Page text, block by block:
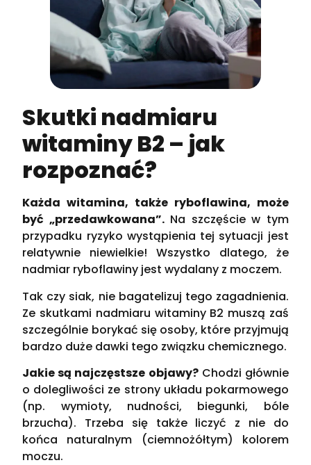
Skutki nadmiaru
witaminy B2 – jak
rozpoznać?
Każda witamina, także ryboflawina, może
być „przedawkowana”.Na szczęście w tym
przypadku ryzyko wystąpienia tej sytuacji jest
relatywnie niewielkie! Wszystko dlatego, że
nadmiar ryboflawiny jest wydalany z moczem.
Tak czy siak, nie bagatelizuj tego zagadnienia.
Ze skutkami nadmiaru witaminy B2 muszą zaś
szczególnie borykać się osoby, które przyjmują
bardzo duże dawki tego związku chemicznego.
Jakie są najczęstsze objawy?Chodzi głównie
o dolegliwości ze strony układu pokarmowego
(np. wymioty, nudności, biegunki, bóle
brzucha). Trzeba się także liczyć z nie do
końca naturalnym (ciemnożółtym) kolorem
moczu.